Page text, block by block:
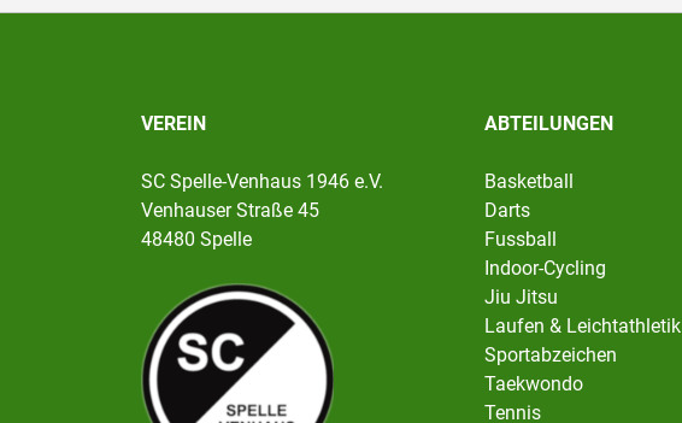
VEREIN
SC Spelle-Venhaus 1946 e.V.
Venhauser Straße 45
48480 Spelle
ABTEILUNGEN
Basketball
Darts
Fussball
Indoor-Cycling
Jiu Jitsu
Laufen & Leichtathletik
Sportabzeichen
Taekwondo
Tennis